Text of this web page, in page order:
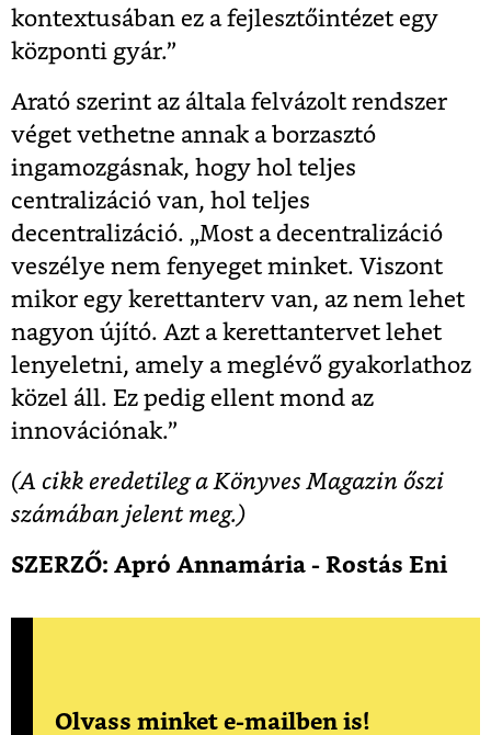
kontextusában ez a fejlesztőintézet egy
központi gyár.”
Arató szerint az általa felvázolt rendszer
véget vethetne annak a borzasztó
ingamozgásnak, hogy hol teljes
centralizáció van, hol teljes
decentralizáció. „Most a decentralizáció
veszélye nem fenyeget minket. Viszont
mikor egy kerettanterv van, az nem lehet
nagyon újító. Azt a kerettantervet lehet
lenyeletni, amely a meglévő gyakorlathoz
közel áll. Ez pedig ellent mond az
innovációnak.”
(A cikk eredetileg a Könyves Magazin őszi
számában jelent meg.)
SZERZŐ: Apró Annamária - Rostás Eni
Olvass minket e-mailben is!